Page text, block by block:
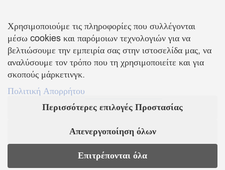
Εγγραφείτε στο Newsletter και ενημερωθείτε για νέα προϊόντα,
τάσεις και προσφορές, καθώς και για να λάβετεκουπόνι έκπτωσης
10%με την πρώτη σας αγορά!
ΒΑΛΛΗΣ Χ.-ΑΒΑΓΙΑΝΟΣ Ε. ΕΜΠΟΡΙΚΗ ΕΤΑΙΡΕΙΑ Ο.Ε.
Τα λογότυπα SWAROVSKI & SWAN είναι κατοχυρωμένα σήματα της Swarovski AG
KOSMIMA.MODA2022 ΚΑΤΑΣΚΕΥΗ – ΣΧΕΔΙΑΣΜΟΣ LEMONART
Χρησιμοποιούμε τις πληροφορίες που συλλέγονται
μέσω cookies και παρόμοιων τεχνολογιών για να
βελτιώσουμε την εμπειρία σας στην ιστοσελίδα μας, να
αναλύσουμε τον τρόπο που τη χρησιμοποιείτε και για
σκοπούς μάρκετινγκ.
Πολιτική Απορρήτου
Περισσότερες επιλογές Προστασίας
Απενεργοποίηση όλων
Επιτρέπονται όλα